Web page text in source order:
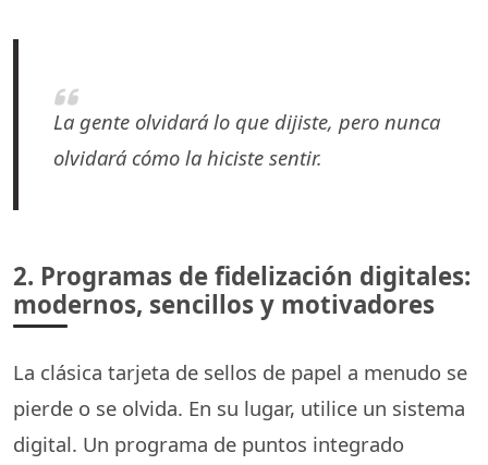
La gente olvidará lo que dijiste, pero nunca
olvidará cómo la hiciste sentir.
2. Programas de fidelización digitales:
modernos, sencillos y motivadores
La clásica tarjeta de sellos de papel a menudo se
pierde o se olvida. En su lugar, utilice un sistema
digital. Un programa de puntos integrado